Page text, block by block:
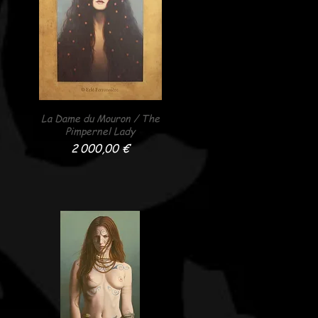
Aperçu rapide
La Dame du Mouron / The
Pimpernel Lady
Prix
2 000,00 €